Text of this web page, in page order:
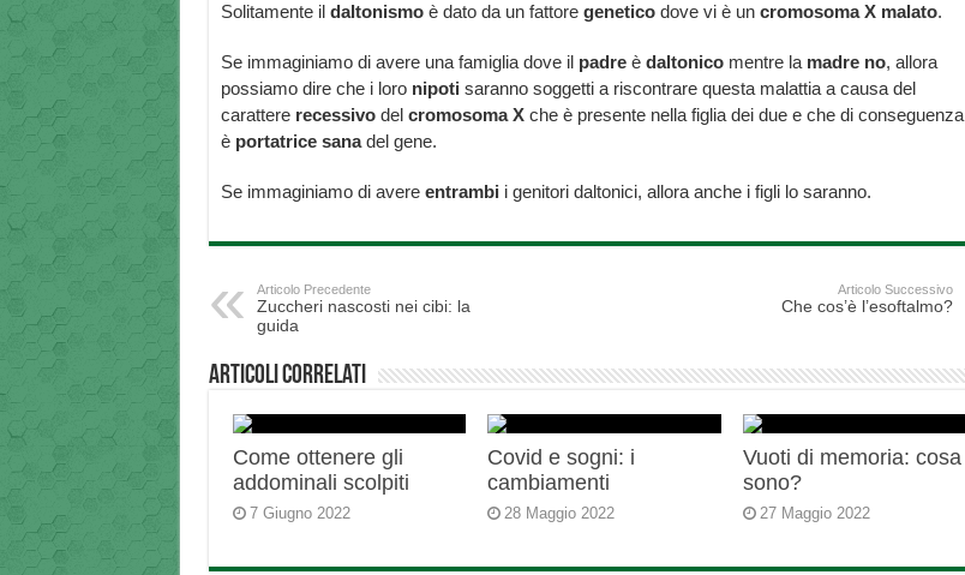
Solitamente il daltonismoè dato da un fattore geneticodove vi è un cromosoma X malato.
Se immaginiamo di avere una famiglia dove il padreè daltonicomentre la madre no, allora
possiamo dire che i loro nipoti saranno soggetti a riscontrare questa malattia a causa del
carattere recessivodel cromosoma Xche è presente nella figlia dei due e che di conseguenza
è portatrice sanadel gene.
Se immaginiamo di avere entrambi i genitori daltonici, allora anche i figli lo saranno.
Articolo Precedente
Zuccheri nascosti nei cibi: la
guida
Articolo Successivo
Che cos’è l’esoftalmo?
Articoli correlati
Come ottenere gli
addominali scolpiti
7 Giugno 2022
Covid e sogni: i
cambiamenti
28 Maggio 2022
Vuoti di memoria: cosa
sono?
27 Maggio 2022